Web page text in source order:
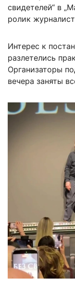
свидетелей“ в
ролик
Интерес к
разлетелись
Организаторы
вечера заняты